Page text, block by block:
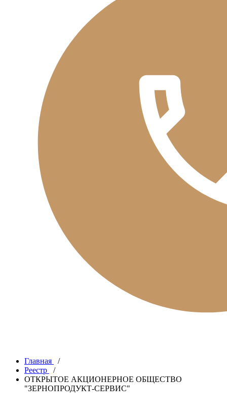
Главная
/
Реестр
/
ОТКРЫТОЕ АКЦИОНЕРНОЕ ОБЩЕСТВО
"ЗЕРНОПРОДУКТ-СЕРВИС"